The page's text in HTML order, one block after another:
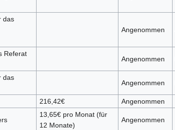
das
Angenommen
Referat
Angenommen
das
Angenommen
216,42€ Angenommen
13,65€ pro Monat (für
12 Monate)
Angenommen